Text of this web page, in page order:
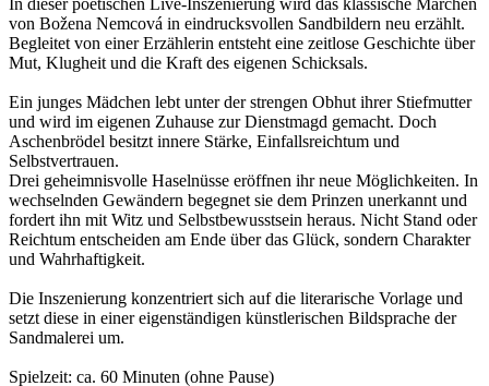
In dieser poetischen Live-Inszenierung wird das klassische Märchen
von Božena Nemcová in eindrucksvollen Sandbildern neu erzählt.
Begleitet von einer Erzählerin entsteht eine zeitlose Geschichte über
Mut, Klugheit und die Kraft des eigenen Schicksals.
Ein junges Mädchen lebt unter der strengen Obhut ihrer Stiefmutter
und wird im eigenen Zuhause zur Dienstmagd gemacht. Doch
Aschenbrödel besitzt innere Stärke, Einfallsreichtum und
Selbstvertrauen.
Drei geheimnisvolle Haselnüsse eröffnen ihr neue Möglichkeiten. In
wechselnden Gewändern begegnet sie dem Prinzen unerkannt und
fordert ihn mit Witz und Selbstbewusstsein heraus. Nicht Stand oder
Reichtum entscheiden am Ende über das Glück, sondern Charakter
und Wahrhaftigkeit.
Die Inszenierung konzentriert sich auf die literarische Vorlage und
setzt diese in einer eigenständigen künstlerischen Bildsprache der
Sandmalerei um.
Spielzeit: ca. 60 Minuten (ohne Pause)